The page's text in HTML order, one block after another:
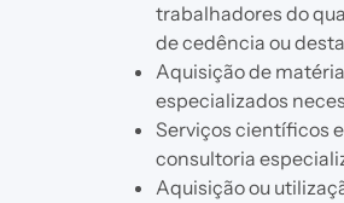
trabalhadores do
de cedência ou
Aquisição de
especializados
Serviços científicos
consultoria
Aquisição ou